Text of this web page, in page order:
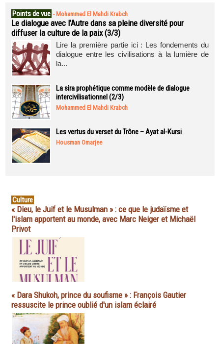
Points de vue - Mohammed El Mahdi Krabch
Le dialogue avec l’Autre dans sa pleine diversité pour
diffuser la culture de la paix (3/3)
Lire la première partie ici : Les fondements du
dialogue entre les civilisations à la lumière de
la...
La sira prophétique comme modèle de dialogue
intercivilisationnel (2/3)
Mohammed El Mahdi Krabch
Les vertus du verset du Trône – Ayat al-Kursi
Housman Omarjee
Culture
« Dieu, le Juif et le Musulman » : ce que le judaïsme et
l'islam apportent au monde, avec Marc Neiger et Michaël
Privot
« Dara Shukoh, prince du soufisme » : François Gautier
ressuscite le prince oublié d'un islam éclairé